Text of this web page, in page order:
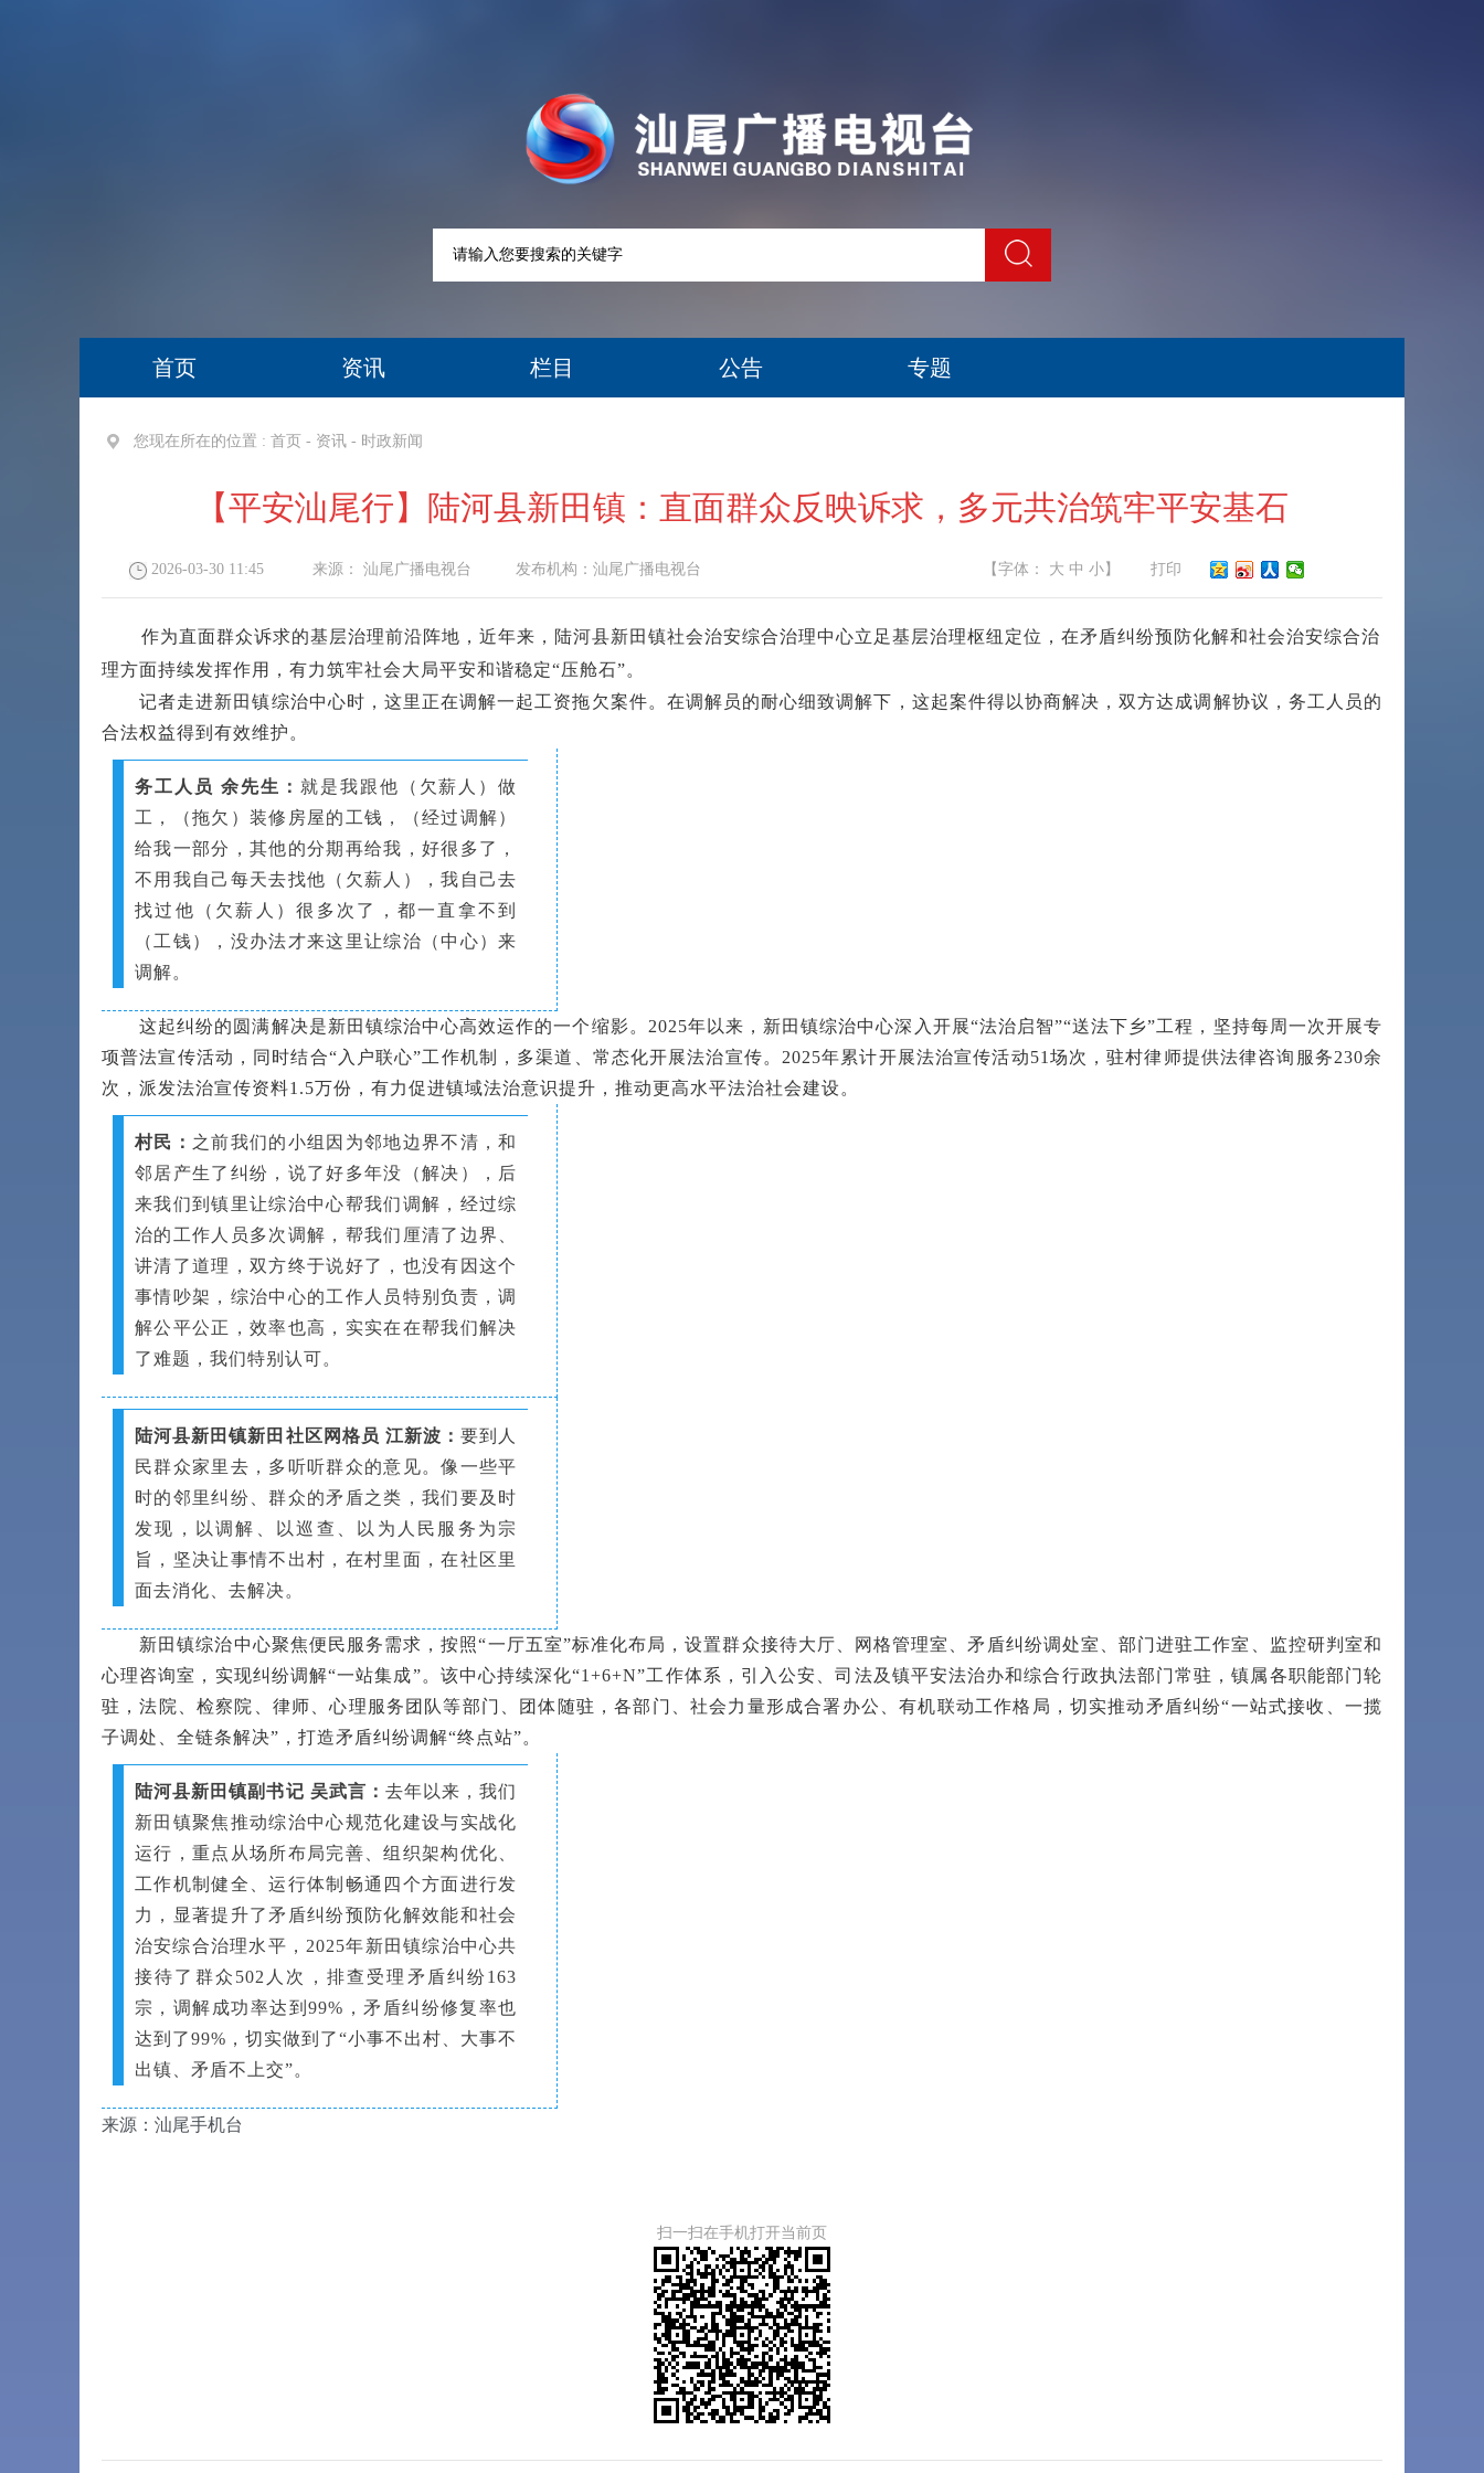
首页 资讯 栏目 公告 专题
您现在所在的位置 : 首页 - 资讯 - 时政新闻
【平安汕尾行】陆河县新田镇：直面群众反映诉求，多元共治筑牢平安基石
2026-03-30 11:45 来源： 汕尾广播电视台 发布机构： 汕尾广播电视台 【字体： 大 中 小 】 打印
作为直面群众诉求的基层治理前沿阵地，近年来，陆河县新田镇社会治安综合治理中心立足基层治理枢纽定位，在矛盾纠纷预防化解和社会治安综合治
理方面持续发挥作用，有力筑牢社会大局平安和谐稳定“压舱石”。
记者走进新田镇综治中心时，这里正在调解一起工资拖欠案件。在调解员的耐心细致调解下，这起案件得以协商解决，双方达成调解协议，务工人员的
合法权益得到有效维护。
务工人员 余先生： 就是我跟他（欠薪人）做
工，（拖欠）装修房屋的工钱，（经过调解）
给我一部分，其他的分期再给我，好很多了，
不用我自己每天去找他（欠薪人），我自己去
找过他（欠薪人）很多次了，都一直拿不到
（工钱），没办法才来这里让综治（中心）来
调解。
这起纠纷的圆满解决是新田镇综治中心高效运作的一个缩影。2025年以来，新田镇综治中心深入开展“法治启智”“送法下乡”工程，坚持每周一次开展专
项普法宣传活动，同时结合“入户联心”工作机制，多渠道、常态化开展法治宣传。2025年累计开展法治宣传活动51场次，驻村律师提供法律咨询服务230余
次，派发法治宣传资料1.5万份，有力促进镇域法治意识提升，推动更高水平法治社会建设。
村民： 之前我们的小组因为邻地边界不清，和
邻居产生了纠纷，说了好多年没（解决），后
来我们到镇里让综治中心帮我们调解，经过综
治的工作人员多次调解，帮我们厘清了边界、
讲清了道理，双方终于说好了，也没有因这个
事情吵架，综治中心的工作人员特别负责，调
解公平公正，效率也高，实实在在帮我们解决
了难题，我们特别认可。
陆河县新田镇新田社区网格员 江新波：要到人
民群众家里去，多听听群众的意见。像一些平
时的邻里纠纷、群众的矛盾之类，我们要及时
发现，以调解、以巡查、以为人民服务为宗
旨，坚决让事情不出村，在村里面，在社区里
面去消化、去解决。
新田镇综治中心聚焦便民服务需求，按照“一厅五室”标准化布局，设置群众接待大厅、网格管理室、矛盾纠纷调处室、部门进驻工作室、监控研判室和
心理咨询室，实现纠纷调解“一站集成”。该中心持续深化“1+6+N”工作体系，引入公安、司法及镇平安法治办和综合行政执法部门常驻，镇属各职能部门轮
驻，法院、检察院、律师、心理服务团队等部门、团体随驻，各部门、社会力量形成合署办公、有机联动工作格局，切实推动矛盾纠纷“一站式接收、一揽
子调处、全链条解决”，打造矛盾纠纷调解“终点站”。
陆河县新田镇副书记 吴武言： 去年以来，我们
新田镇聚焦推动综治中心规范化建设与实战化
运行，重点从场所布局完善、组织架构优化、
工作机制健全、运行体制畅通四个方面进行发
力，显著提升了矛盾纠纷预防化解效能和社会
治安综合治理水平，2025年新田镇综治中心共
接待了群众502人次，排查受理矛盾纠纷163
宗，调解成功率达到99%，矛盾纠纷修复率也
达到了99%，切实做到了“小事不出村、大事不
出镇、矛盾不上交”。
来源：汕尾手机台
扫一扫在手机打开当前页